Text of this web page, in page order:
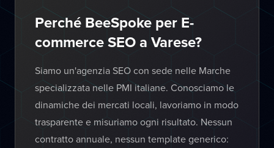
Perché BeeSpoke per E-
commerce SEO a Varese?
Siamo un'agenzia SEO con sede nelle Marche
specializzata nelle PMI italiane. Conosciamo le
dinamiche dei mercati locali, lavoriamo in modo
trasparente e misuriamo ogni risultato. Nessun
contratto annuale, nessun template generico: